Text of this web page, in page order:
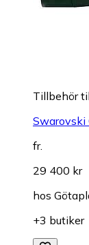
Tillbehör
Swarovski
fr.
29 400 kr
hos
+3 butiker